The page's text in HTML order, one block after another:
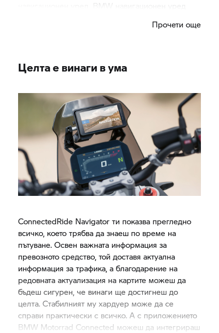
камера, могат да бъдат надеждно закрепени към
Прочети още
Целта е винаги в ума
ConnectedRide Navigator ти показва прегледно
всичко, което трябва да знаеш по време на
пътуване. Освен важната информация за
превозното средство, той доставя актуална
информация за трафика, а благодарение на
редовната актуализация на картите можеш да
бъдеш сигурен, че винаги ще достигнеш до
целта. Стабилният му хардуер може да се
справи практически с всичко. А с приложението
BMW Motorrad Connected можеш да интегрираш